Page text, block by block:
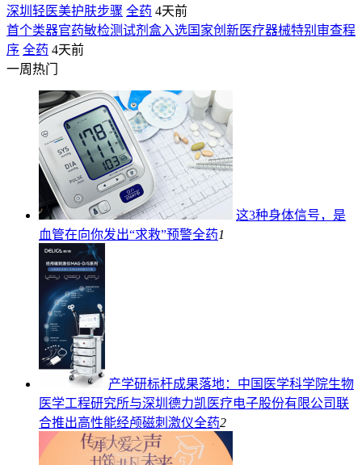
深圳轻医美护肤步骤 全药 4天前
首个类器官药敏检测试剂盒入选国家创新医疗器械特别审查程
序 全药 4天前
一周热门
这3种身体信号，是
血管在向你发出“求救”预警全药1
产学研标杆成果落地：中国医学科学院生物
医学工程研究所与深圳德力凯医疗电子股份有限公司联
合推出高性能经颅磁刺激仪全药2